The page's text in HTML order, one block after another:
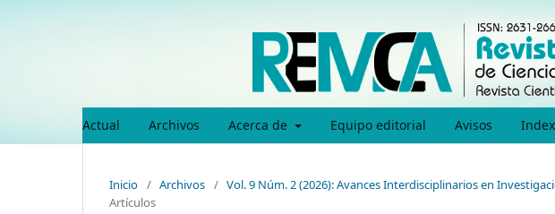
Actual Archivos Acerca de Equipo editorial Avisos
Inicio / Archivos / Vol. 9 Núm. 2 (2026): Avances Interdisciplinarios en
Artículos